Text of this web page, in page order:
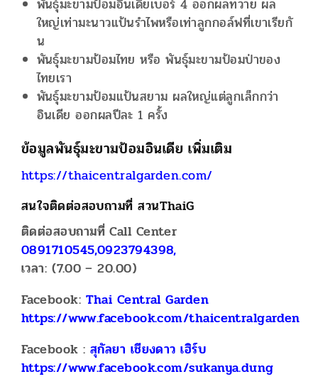
พันธุ์มะขามป้อมอินเดียเบอร์ 4 ออกผลทวาย ผล
ใหญ่เท่ามะนาวแป้นรำไพหรือเท่าลูกกอล์ฟที่เขาเรียกั
น
พันธุ์มะขามป้อมไทย หรือ พันธุ์มะขามป้อมป่าของ
ไทยเรา
พันธุ์มะขามป้อมแป้นสยาม ผลใหญ่แต่ลูกเล็กกว่า
อินเดีย ออกผลปีละ 1 ครั้ง
ข้อมูลพันธุ์มะขามป้อมอินเดีย เพิ่มเติม
https://thaicentralgarden.com/
สนใจติดต่อสอบถามที่ สวนThaiG
ติดต่อสอบถามที่ Call Center
0891710545,0923794398,
เวลา: (7.00 – 20.00)
Facebook: Thai Central Garden
https://www.facebook.com/thaicentralgarden
Facebook : สุกัลยา เชียงดาว เฮิร์บ
https://www.facebook.com/sukanya.dung